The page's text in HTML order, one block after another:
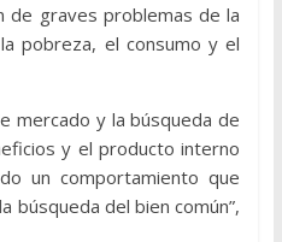
de graves problemas de la
pobreza, el consumo y el
mercado y la búsqueda de
y el producto interno
un comportamiento que
búsqueda del bien común”,